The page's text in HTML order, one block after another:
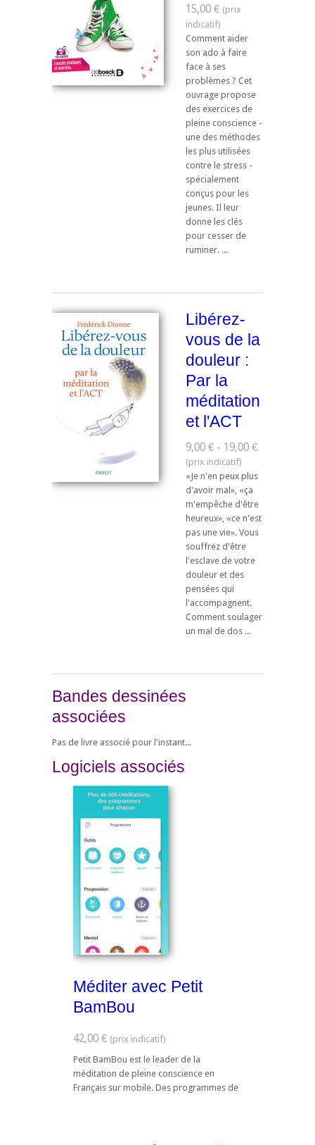
15,00 €
Comment aider
son ado à faire
face à ses
problèmes ? Cet
ouvrage propose
des exercices de
pleine conscience -
une des méthodes
les plus utilisées
contre le stress -
spécialement
conçus pour les
jeunes. Il leur
donne les clés
pour cesser de
ruminer. ...
Libérez-
vous de la
douleur :
Par la
méditation
et l'ACT
9,00 € - 19,00 €
«Je n'en peux plus
d'avoir mal», «ça
m'empêche d'être
heureux», «ce n'est
pas une vie». Vous
souffrez d'être
l'esclave de votre
douleur et des
pensées qui
l'accompagnent.
Comment soulager
un mal de dos ...
Bandes dessinées
associées
Pas de livre associé pour l'instant...
Logiciels associés
Méditer avec Petit
BamBou
42,00 €
Petit BamBou est le leader de la
méditation de pleine conscience en
Français sur mobile. Des programmes de